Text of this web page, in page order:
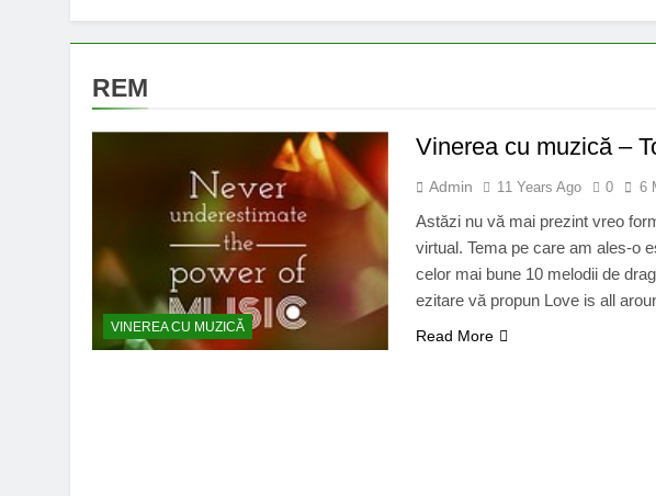
REM
VINEREA CU MUZICĂ
Vinerea cu muzică –
Admin 11 Years Ago 0 6
Astăzi nu vă mai prezint vreo
virtual. Tema pe care am ales-o
celor mai bune 10 melodii de
ezitare vă propun Love is all
Read More